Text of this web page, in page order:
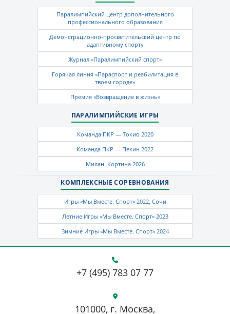
Паралимпийский центр дополнительного
профессионального образования
Демонстрационно-просветительский центр по
адаптивному спорту
Журнал «Паралимпийский спорт»
Горячая линия «Параспорт и реабилитация в
твоем городе»
Премия «Возвращение в жизнь»
ПАРАЛИМПИЙСКИЕ ИГРЫ
Команда ПКР — Токио 2020
Команда ПКР — Пекин 2022
Милан–Кортина 2026
КОМПЛЕКСНЫЕ СОРЕВНОВАНИЯ
Игры «Мы Вместе. Спорт» 2022, Сочи
Летние Игры «Мы Вместе. Спорт» 2023
Зимние Игры «Мы Вместе. Спорт» 2024
+7 (495) 783 07 77
101000, г. Москва,